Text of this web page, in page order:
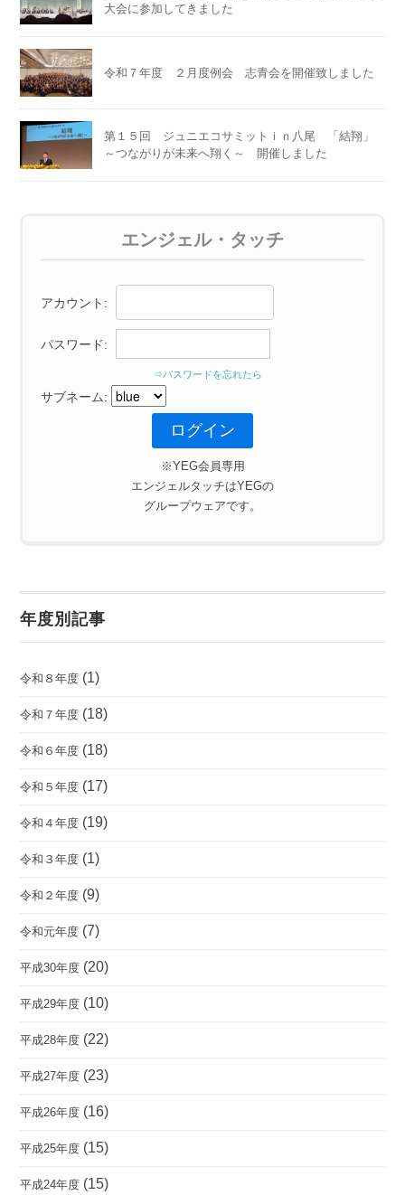
大会に参加してきました
令和７年度 ２月度例会 志青会を開催致しました
第１５回 ジュニエコサミットｉｎ八尾 「結翔」
～つながりが未来へ翔く～ 開催しました
エンジェル・タッチ
アカウント:
パスワード:
⇒パスワードを忘れたら
サブネーム:
※YEG会員専用
エンジェルタッチはYEGの
グループウェアです。
年度別記事
令和８年度 (1)
令和７年度 (18)
令和６年度 (18)
令和５年度 (17)
令和４年度 (19)
令和３年度 (1)
令和２年度 (9)
令和元年度 (7)
平成30年度 (20)
平成29年度 (10)
平成28年度 (22)
平成27年度 (23)
平成26年度 (16)
平成25年度 (15)
平成24年度 (15)